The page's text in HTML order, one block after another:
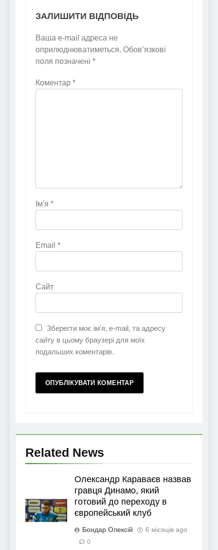
ЗАЛИШИТИ ВІДПОВІДЬ
Ваша e-mail адреса не
оприлюднюватиметься. Обов’язкові
поля позначені *
Коментар *
Ім'я *
Email *
Сайт
Зберегти моє ім'я, e-mail, та адресу
сайту в цьому браузері для моїх
подальших коментарів.
Related News
Олександр Караваєв назвав
гравця Динамо, який
готовий до переходу в
європейський клуб
Бондар Олексій 6 місяців ago
0